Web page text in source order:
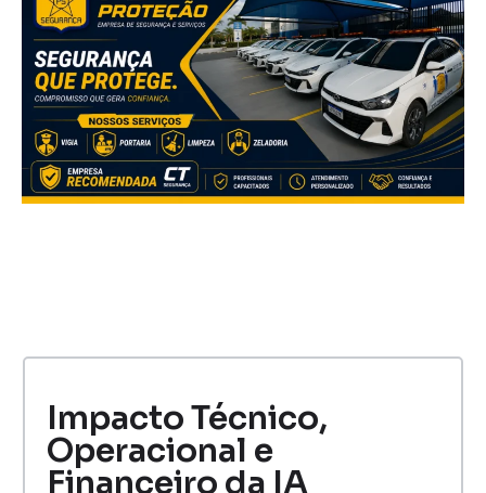
Impacto Técnico,
Operacional e
Financeiro da IA